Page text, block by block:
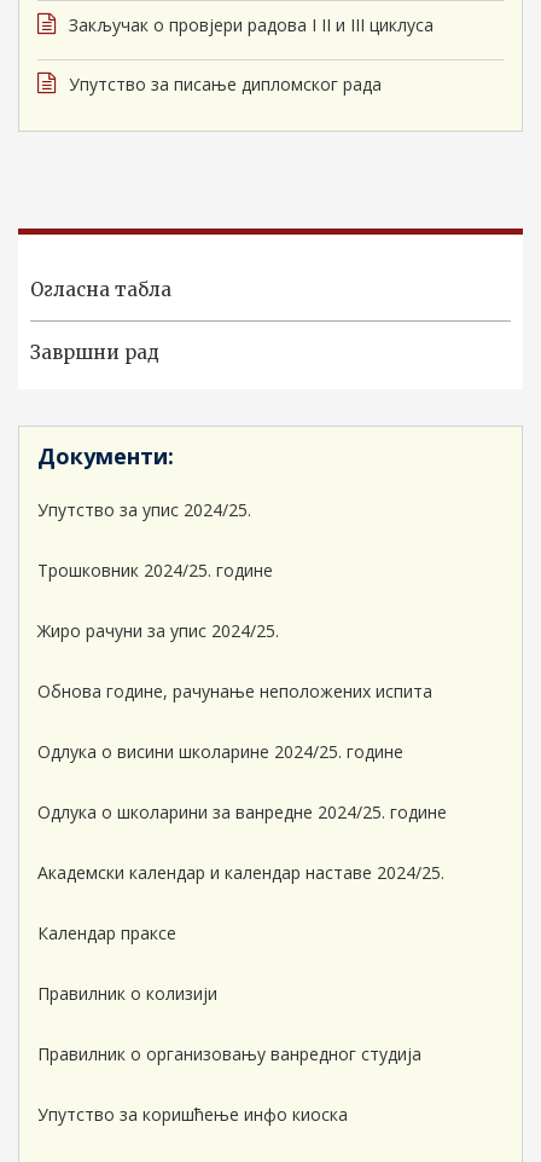
Закључак о провјери радова I II и III циклуса
Упутство за писање дипломског рада
Огласна табла
Завршни рад
Документи:
Упутство за упис 2024/25.
Трошковник 2024/25. године
Жиро рачуни за упис 2024/25.
Обнова године, рачунање неположених испита
Одлука о висини школарине 2024/25. године
Одлука о школарини за ванредне 2024/25. године
Академски календар и календар наставе 2024/25.
Календар праксе
Правилник о колизији
Правилник о организовању ванредног студија
Упутство за коришћење инфо киоска